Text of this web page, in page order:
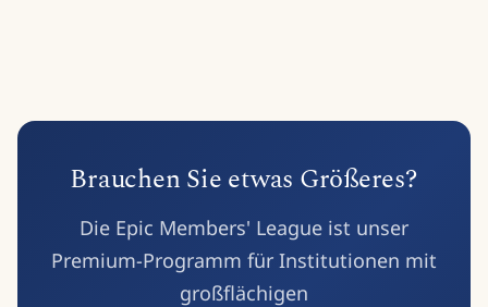
unseremHelp Centre.
Brauchen Sie etwas Größeres?
Die Epic Members' League ist unser
Premium-Programm für Institutionen mit
großflächigen